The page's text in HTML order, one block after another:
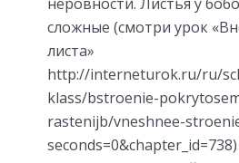
сложные (смотри урок
листа»
http://interneturok.ru/ru/
klass/bstroenie-
rastenijb/vneshnee-